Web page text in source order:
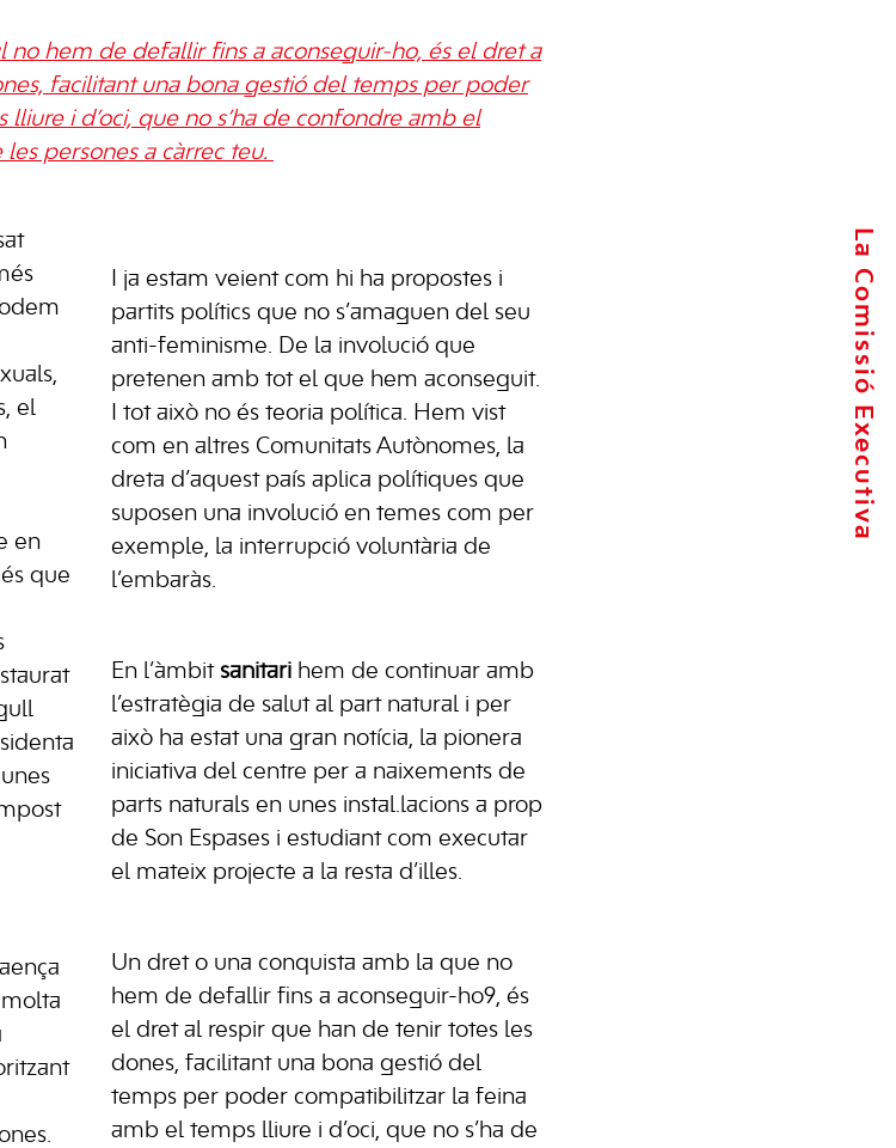
La Comissió Executiva
no hem de defallir fins a aconseguir-ho, és el dret a
facilitant una bona gestió del temps per poder
i d’oci, que no s’ha de confondre amb el
persones a càrrec teu.
el
en
que
I ja estam veient com hi ha propostes i
partits polítics que no s’amaguen del seu
anti-feminisme. De la involució que
pretenen amb tot el que hem aconseguit.
I tot això no és teoria política. Hem vist
com en altres Comunitats Autònomes, la
dreta d’aquest país aplica polítiques que
suposen una involució en temes com per
exemple, la interrupció voluntària de
l’embaràs.
En l’àmbit sanitari hem de continuar amb
l’estratègia de salut al part natural i per
això ha estat una gran notícia, la pionera
iniciativa del centre per a naixements de
parts naturals en unes instal.lacions a prop
de Son Espases i estudiant com executar
el mateix projecte a la resta d’illes.
Un dret o una conquista amb la que no
hem de defallir fins a aconseguir-ho9, és
el dret al respir que han de tenir totes les
dones, facilitant una bona gestió del
temps per poder compatibilitzar la feina
amb el temps lliure i d’oci, que no s’ha de